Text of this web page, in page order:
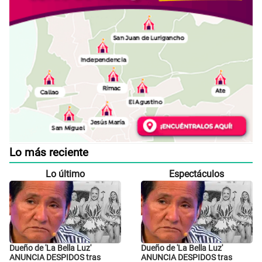
Lo más reciente
Lo último
Dueño de 'La Bella Luz'
ANUNCIA DESPIDOS tras
Espectáculos
Dueño de 'La Bella Luz'
ANUNCIA DESPIDOS tras